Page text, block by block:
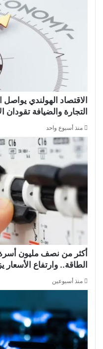
الاقتصاد الهولندي يواصل
التجارة والضيافة تقودان
منذ أسبوع واحد
أكثر من نصف مليون
الطاقة.. وارتفاع الأسعار
منذ أسبوعين